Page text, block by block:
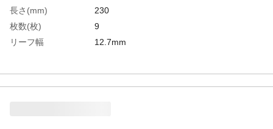
長さ(mm)
230
枚数(枚)
9
リーフ幅
12.7mm
重さ
79.000G
材質1
スチール